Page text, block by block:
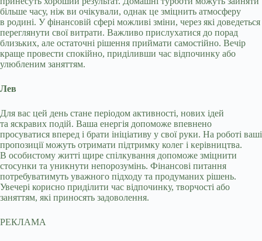
більше часу, ніж ви очікували, однак це зміцнить атмосферу
в родині. У фінансовій сфері можливі зміни, через які доведеться
переглянути свої витрати. Важливо прислухатися до порад
близьких, але остаточні рішення приймати самостійно. Вечір
краще провести спокійно, приділивши час відпочинку або
улюбленим заняттям.
Лев
Для вас цей день стане періодом активності, нових ідей
та яскравих подій. Ваша енергія допоможе впевнено
просуватися вперед і брати ініціативу у свої руки. На роботі ваші
пропозиції можуть отримати підтримку колег і керівництва.
В особистому житті щире спілкування допоможе зміцнити
стосунки та уникнути непорозумінь. Фінансові питання
потребуватимуть уважного підходу та продуманих рішень.
Увечері корисно приділити час відпочинку, творчості або
заняттям, які приносять задоволення.
РЕКЛАМА